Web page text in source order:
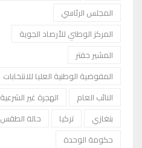
المجلس الرئاسي
المركز الوطني للأرصاد الجوية
المشير حفتر
المفوضية الوطنية العليا للانتخابات
النائب العام
الهجرة غير الشرعية
بنغازي
تركيا
حالة الطقس
حكومة الوحدة